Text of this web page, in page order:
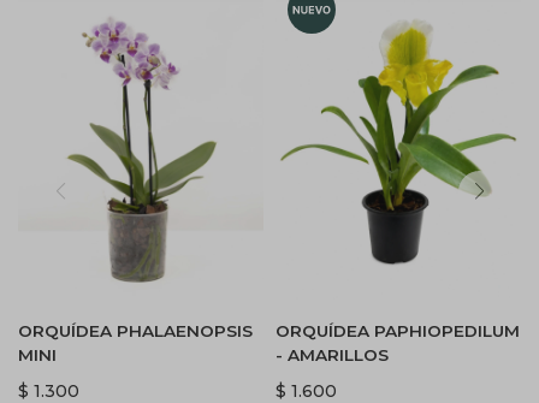
ORQUÍDEA PHALAENOPSIS
MINI
$ 1.300
ORQUÍDEA PAPHIOPEDILUM
- AMARILLOS
$ 1.600